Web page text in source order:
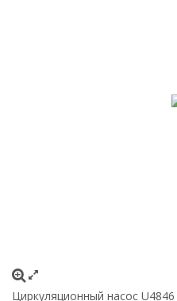
Циркуляционный насос